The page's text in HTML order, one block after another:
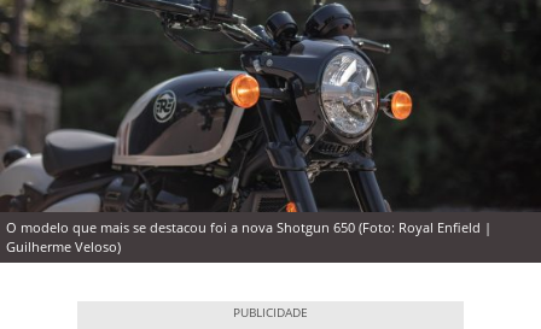
O modelo que mais se destacou foi a nova Shotgun 650 (Foto: Royal Enfield |
Guilherme Veloso)